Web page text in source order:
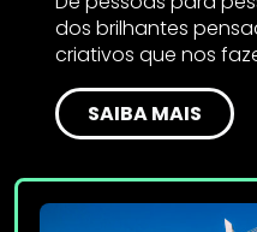
dos brilhantes
criativos que nos
SAIBA MAIS